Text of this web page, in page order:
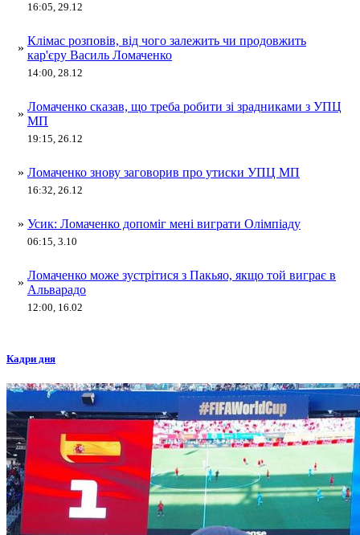
16:05, 29.12
»
Клімас розповів, від чого залежить чи продовжить
кар'єру Василь Ломаченко
14:00, 28.12
»
Ломаченко сказав, що треба робити зі зрадниками з УПЦ
МП
19:15, 26.12
» Ломаченко знову заговорив про утиски УПЦ МП
16:32, 26.12
» Усик: Ломаченко допоміг мені виграти Олімпіаду
06:15, 3.10
»
Ломаченко може зустрітися з Пакьяо, якщо той виграє в
Альварадо
12:00, 16.02
Кадри дня